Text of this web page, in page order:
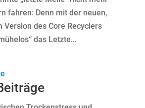
fahren: Denn mit der neuen,
Version des Core Recyclers
das Letzte...